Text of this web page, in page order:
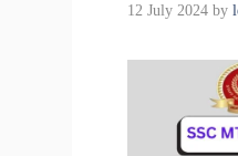
12 July 2024 by